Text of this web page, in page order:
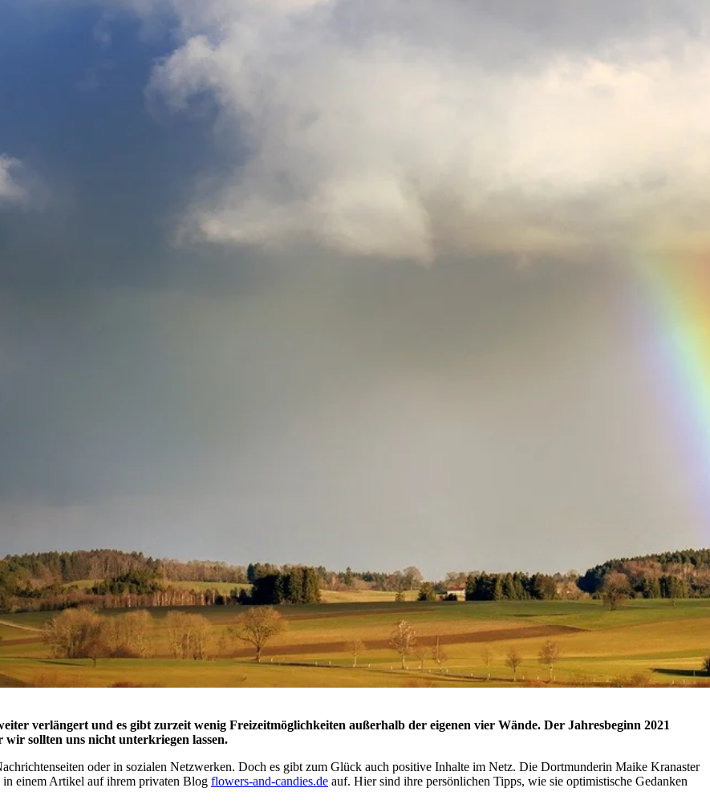
verlängert und es gibt zurzeit wenig Freizeitmöglichkeiten außerhalb der eigenen vier Wände. Der Jahresbeginn 2021
wir sollten uns nicht unterkriegen lassen.
oder in sozialen Netzwerken. Doch es gibt zum Glück auch positive Inhalte im Netz. Die Dortmunderin Maike Kranaster
in einem Artikel auf ihrem privaten Blog flowers-and-candies.de auf. Hier sind ihre persönlichen Tipps, wie sie optimistische Gedanken